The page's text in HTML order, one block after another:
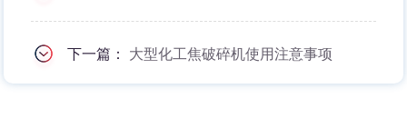
下一篇： 大型化工焦破碎机使用注意事项